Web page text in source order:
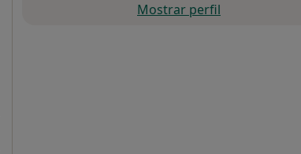
Mostrar perfil